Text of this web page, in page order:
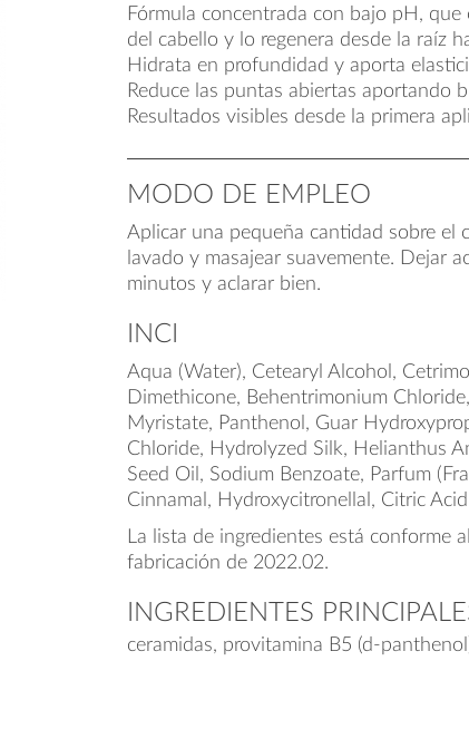
Fórmula concentrada con bajo pH, que
del cabello y lo regenera desde la raíz
Hidrata en profundidad y aporta
Reduce las puntas abiertas aportando
Resultados visibles desde la primera
MODO DE EMPLEO
Aplicar una pequeña cantidad sobre el
lavado y masajear suavemente. Dejar
minutos y aclarar bien.
INCI
Aqua (Water), Cetearyl Alcohol,
Dimethicone, Behentrimonium
Myristate, Panthenol, Guar
Chloride, Hydrolyzed Silk, Helianthus
Seed Oil, Sodium Benzoate, Parfum
Cinnamal, Hydroxycitronellal, Citric
La lista de ingredientes está conforme
fabricación de 2022.02.
INGREDIENTES
ceramidas, provitamina B5 (d-